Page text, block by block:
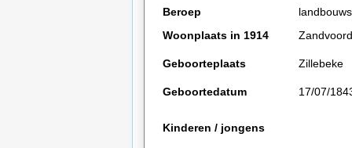
Beroep
Woonplaats in 1914
Geboorteplaats Zillebeke
Geboortedatum 17/07/
Kinderen / jongens